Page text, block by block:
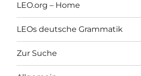
LEO.org – Home
LEOs deutsche Grammatik
Zur Suche